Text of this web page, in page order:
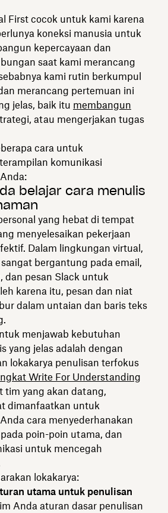
First cocok untuk kami karena
koneksi manusia untuk
kepercayaan dan
saat kami merancang
kami rutin berkumpul
merancang pertemuan ini
jelas, baik itu membangun
atau mengerjakan tugas
cara untuk
komunikasi
belajar cara menulis
yang hebat di tempat
menyelesaikan pekerjaan
Dalam lingkungan virtual,
bergantung pada email,
dan pesan Slack untuk
karena itu, pesan dan niat
dalam untaian dan baris teks
menjawab kebutuhan
yang jelas adalah dengan
lokakarya penulisan terfokus
Write For Understanding
tim yang akan datang,
dimanfaatkan untuk
cara menyederhanakan
poin-poin utama, dan
untuk mencegah
lokakarya:
utama untuk penulisan
Anda aturan dasar penulisan